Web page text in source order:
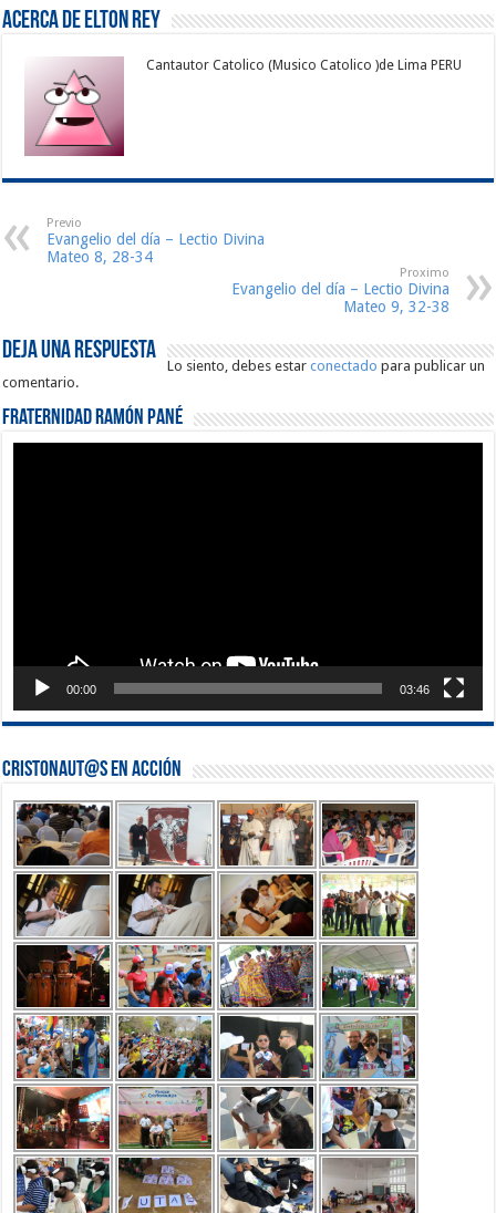
Acerca de Elton Rey
Cantautor Catolico (Musico Catolico )de Lima PERU
Previo
Evangelio del día – Lectio Divina
Mateo 8, 28-34
Proximo
Evangelio del día – Lectio Divina
Mateo 9, 32-38
Deja una respuesta
Lo siento, debes estarconectado para publicar un
comentario.
Fraternidad Ramón Pané
00:00 03:46
Cristonaut@s en Acción